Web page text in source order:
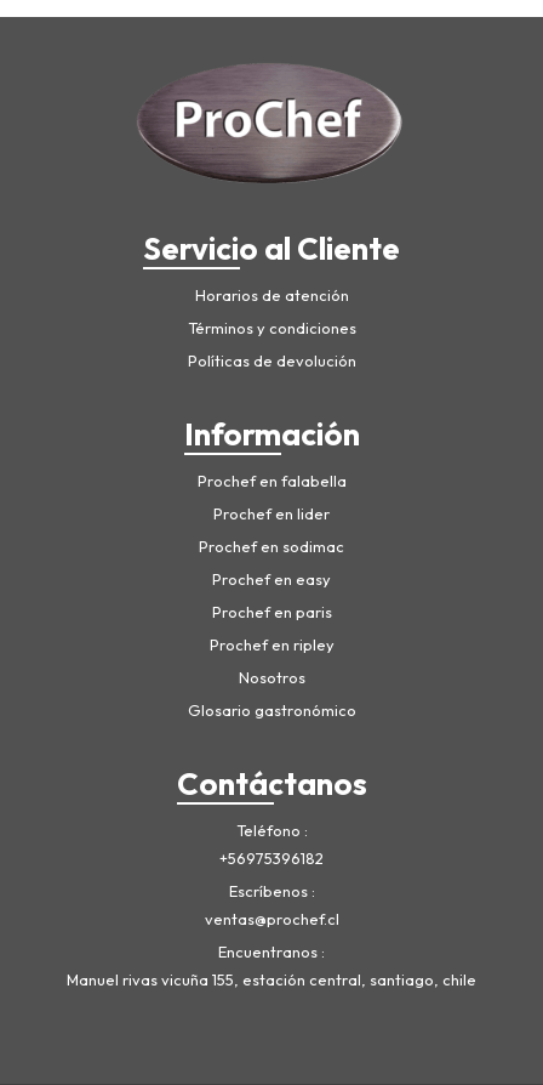
Servicio al Cliente
Horarios de atención
Términos y condiciones
Políticas de devolución
Información
Prochef en falabella
Prochef en lider
Prochef en sodimac
Prochef en easy
Prochef en paris
Prochef en ripley
Nosotros
Glosario gastronómico
Contáctanos
Teléfono
+56975396182
Escríbenos
ventas@prochef.cl
Encuentranos
Manuel rivas vicuña 155, estación central, santiago, chile